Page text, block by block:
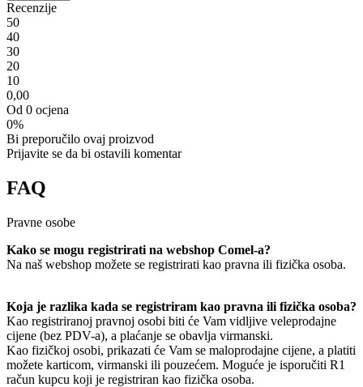
Recenzije
50
40
30
20
10
0,00
Od 0 ocjena
0%
Bi preporučilo ovaj proizvod
Prijavite se da bi ostavili komentar
FAQ
Pravne osobe
Kako se mogu registrirati na webshop Comel-a?
Na naš webshop možete se registrirati kao pravna ili fizička osoba.
Koja je razlika kada se registriram kao pravna ili fizička osoba?
Kao registriranoj pravnoj osobi biti će Vam vidljive veleprodajne
cijene (bez PDV-a), a plaćanje se obavlja virmanski.
Kao fizičkoj osobi, prikazati će Vam se maloprodajne cijene, a platiti
možete karticom, virmanski ili pouzećem. Moguće je isporučiti R1
račun kupcu koji je registriran kao fizička osoba.